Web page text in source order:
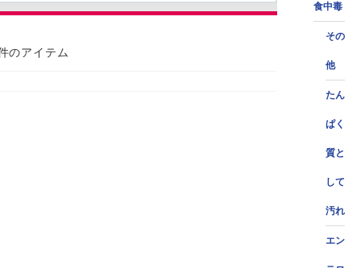
食中毒
その
他
たん
ぱく
質と
して
汚れ
エン
のアイテム